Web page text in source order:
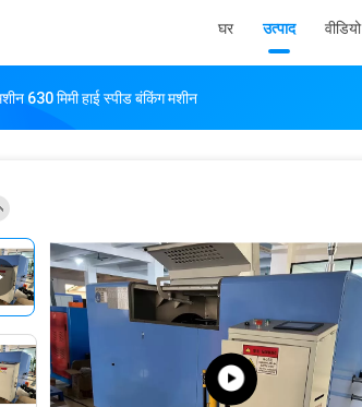
घर उत्पाद वीडियो
630 मिमी हाई स्पीड बंकिंग मशीन